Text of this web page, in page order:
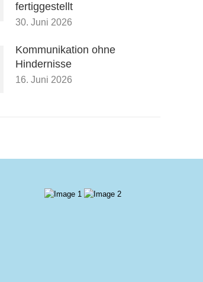
fertiggestellt
30. Juni 2026
Kommunikation ohne
Hindernisse
16. Juni 2026